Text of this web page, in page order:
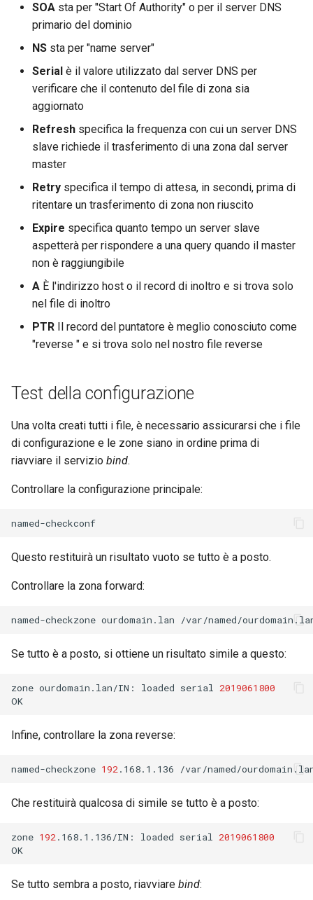
SOA sta per "Start Of Authority" o per il server DNS
primario del dominio
NS sta per "name server"
Serial è il valore utilizzato dal server DNS per
verificare che il contenuto del file di zona sia
aggiornato
Refresh specifica la frequenza con cui un server DNS
slave richiede il trasferimento di una zona dal server
master
Retry specifica il tempo di attesa, in secondi, prima di
ritentare un trasferimento di zona non riuscito
Expire specifica quanto tempo un server slave
aspetterà per rispondere a una query quando il master
non è raggiungibile
A È l'indirizzo host o il record di inoltro e si trova solo
nel file di inoltro
PTR Il record del puntatore è meglio conosciuto come
"reverse " e si trova solo nel nostro file reverse
Test della configurazione
Una volta creati tutti i file, è necessario assicurarsi che i file
di configurazione e le zone siano in ordine prima di
riavviare il servizio bind.
Controllare la configurazione principale:
Questo restituirà un risultato vuoto se tutto è a posto.
Controllare la zona forward:
named-checkzone ourdomain.lan
Se tutto è a posto, si ottiene un risultato simile a questo:
zone ourdomain.lan/IN: loaded serial
2019061800
Infine, controllare la zona reverse:
named-checkzone 192 .168.1.136
Che restituirà qualcosa di simile se tutto è a posto:
zone 192 .168.1.136/IN: loaded serial
2019061800
Se tutto sembra a posto, riavviare bind: